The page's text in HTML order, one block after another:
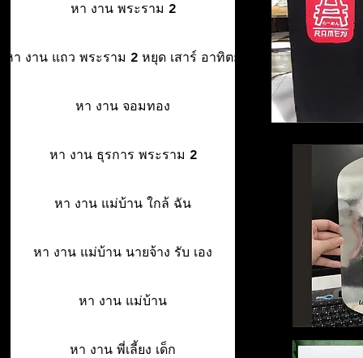
หา งาน พระราม 2
หา งาน แถว พระราม 2 หยุด เสาร์ อาทิตย์
หา งาน จอมทอง
หา งาน ธุรการ พระราม 2
หา งาน แม่บ้าน ใกล้ ฉัน
หา งาน แม่บ้าน นายจ้าง รับ เอง
หา งาน แม่บ้าน
หา งาน พี่เลี้ยง เด็ก